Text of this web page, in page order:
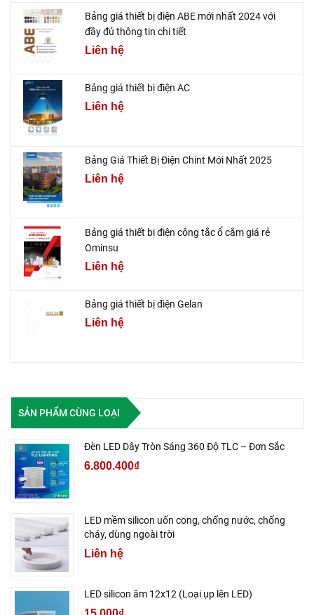
Bảng giá thiết bị điện ABE mới nhất 2024 với
đầy đủ thông tin chi tiết
Liên hệ
Bảng giá thiết bị điện AC
Liên hệ
Bảng Giá Thiết Bị Điện Chint Mới Nhất 2025
Liên hệ
Bảng giá thiết bị điện công tắc ổ cắm giá rẻ
Ominsu
Liên hệ
Bảng giá thiết bị điện Gelan
Liên hệ
SẢN PHẨM CÙNG LOẠI
Đèn LED Dây Tròn Sáng 360 Độ TLC – Đơn Sắc
6.800.400₫
LED mềm silicon uốn cong, chống nước, chống
cháy, dùng ngoài trời
Liên hệ
LED silicon âm 12x12 (Loại ụp lên LED)